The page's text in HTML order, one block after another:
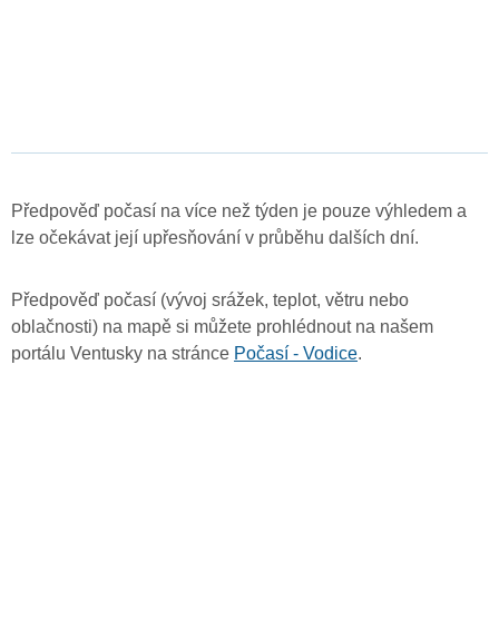
Předpověď počasí na více než týden je pouze výhledem a
lze očekávat její upřesňování v průběhu dalších dní.
Předpověď počasí (vývoj srážek, teplot, větru nebo
oblačnosti) na mapě si můžete prohlédnout na našem
portálu Ventusky na stránce Počasí - Vodice.